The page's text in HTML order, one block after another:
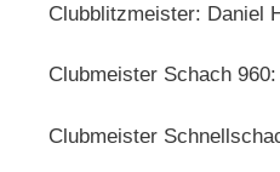
Clubblitzmeister: Daniel
Clubmeister Schach
Clubmeister